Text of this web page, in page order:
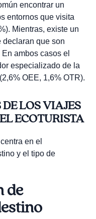
encontrar un
entornos que visita
Mientras, existe un
declaran que son
ambos casos el
especializado de la
OEE, 1,6% OTR).
LOS VIAJES
ECOTURISTA
en el
y el tipo de
de